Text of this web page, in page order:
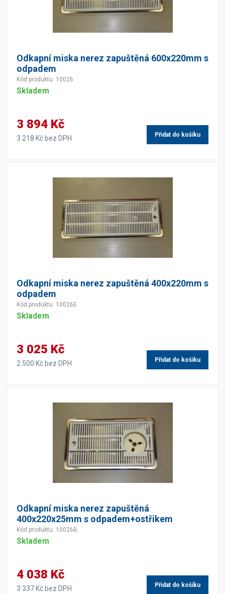
Odkapní miska nerez zapuštěná 600x220mm s
odpadem
Kód produktu: 10026
Skladem
3 894 Kč
3 218 Kč bez DPH Přidat do košíku
Odkapní miska nerez zapuštěná 400x220mm s
odpadem
Kód produktu: 10026E
Skladem
3 025 Kč
2 500 Kč bez DPH Přidat do košíku
Odkapní miska nerez zapuštěná
400x220x25mm s odpadem+ostřikem
Kód produktu: 10026B
Skladem
4 038 Kč
3 337 Kč bez DPH Přidat do košíku